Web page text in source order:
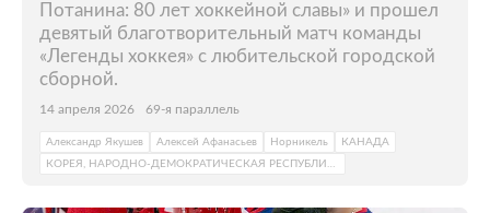
Потанина: 80 лет хоккейной славы» и прошел
девятый благотворительный матч команды
«Легенды хоккея» с любительской городской
сборной.
14 апреля 2026 69-я параллель
Александр Якушев Алексей Афанасьев Норникель
КАНАДА
КОРЕЯ, НАРОДНО-ДЕМОКРАТИЧЕСКАЯ РЕСПУБЛИКА